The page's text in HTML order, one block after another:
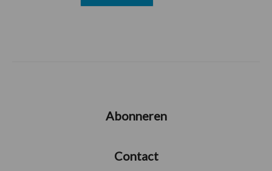
Abonneren
Contact